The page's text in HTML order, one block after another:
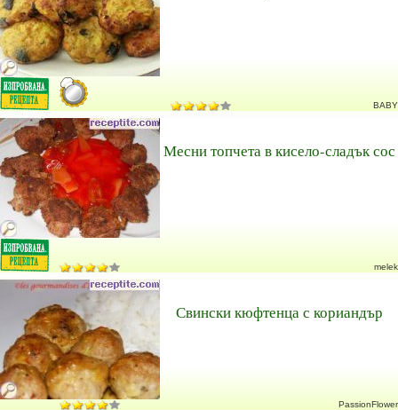
BABY
Месни топчета в кисело-сладък сос
melek
Свински кюфтенца с кориандър
PassionFlower